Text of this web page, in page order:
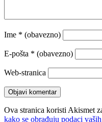
Ime * (obavezno)
E-pošta * (obavezno)
Web-stranica
Ova stranica koristi Akismet
kako se obrađuju podaci